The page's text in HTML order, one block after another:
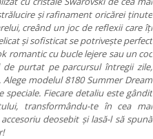
și rafinament oricărei ținute
creând un joc de reflexii care îți
și sofisticat se potrivește perfect
romantic cu bucle lejere sau un coc
purtat pe parcursul întregii zile,
modelul 8180 Summer Dream
Fiecare detaliu este gândit
transformându-te în cea mai
deosebit și lasă-l să spună